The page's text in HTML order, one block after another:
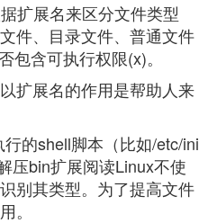
扩展名来区分文件类型
件、目录文件、普通文件
含可执行权限(x)。
扩展名的作用是帮助人来
的shell脚本（比如/etc/ini
压bin扩展阅读Linux不使
别其类型。为了提高文件
。